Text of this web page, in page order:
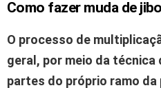
Como fazer muda de
O processo de
geral, por meio da
partes do próprio ramo da